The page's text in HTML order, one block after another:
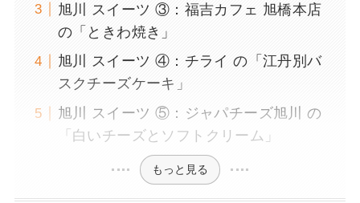
旭川 スイーツ ③：福吉カフェ 旭橋本店
の「ときわ焼き」
旭川 スイーツ ④：チライ の「江丹別バ
スクチーズケーキ」
旭川 スイーツ ⑤：ジャパチーズ旭川 の
「白いチーズとソフトクリーム」
もっと見る